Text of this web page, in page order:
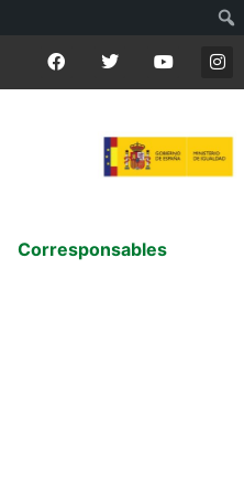
Corresponsables